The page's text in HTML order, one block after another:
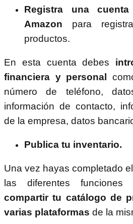
Registra una
Amazon para
productos.
En esta cuenta debes
financiera y personal
número de teléfono,
información de contacto,
de la empresa, datos
Publica tu inventario.
Una vez hayas completado
las diferentes
compartir tu catálogo de
varias plataformas de la